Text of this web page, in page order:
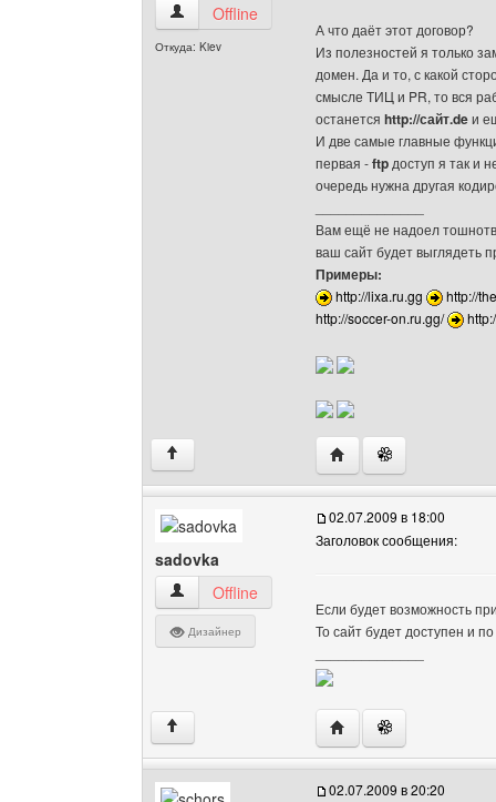
schors Посмотреть профиль
Offline
Откуда: Kiev
А что даёт этот договор?
Из полезностей я только
домен. Да и то, с какой
смысле ТИЦ и PR, то вся
останется http://сайт.deи
И две самые главные
первая -ftp доступ я так и
очередь нужна другая
Вам ещё не надоел
ваш сайт будет выглядеть
Примеры:
http://lixa.ru.gg
http://
http://soccer-on.ru.gg/
↑ Посетить сайт
sadovka
sadovka Посмотреть профиль
Offline
Дизайнер
02.07.2009 в 18:00
Заголовок сообщения:
Если будет возможность
То сайт будет доступен и
↑ Посетить сайт
02.07.2009 в 20:20